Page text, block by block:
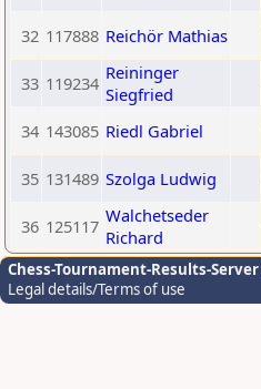
32 117888 Reichör Mathias
33 119234 Reininger
Siegfried
34 143085 Riedl Gabriel
35 131489 Szolga Ludwig
36 125117 Walchetseder
Richard
Chess-Tournament-Results-Server
Legal details/Terms of use